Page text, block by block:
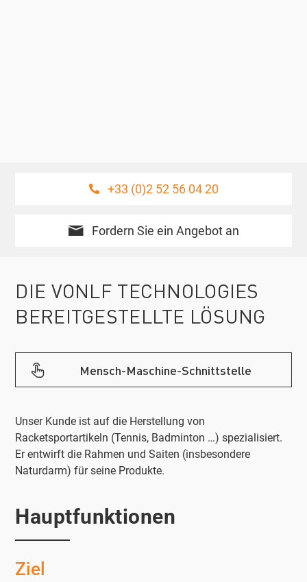
+33 (0)2 52 56 04 20
Fordern Sie ein Angebot an
DIE VONLF TECHNOLOGIES
BEREITGESTELLTE LÖSUNG
Mensch-Maschine-Schnittstelle
Unser Kunde ist auf die Herstellung von
Racketsportartikeln (Tennis, Badminton …) spezialisiert.
Er entwirft die Rahmen und Saiten (insbesondere
Naturdarm) für seine Produkte.
Hauptfunktionen
Ziel